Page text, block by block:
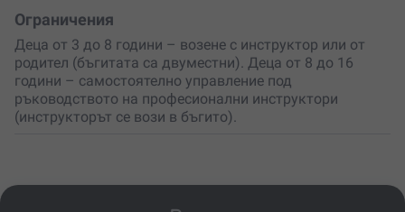
Ограничения
Деца от 3 до 8 години – возене с инструктор или от
родител (бъгитата са двуместни). Деца от 8 до 16
години – самостоятелно управление под
ръководството на професионални инструктори
(инструкторът се вози в бъгито).